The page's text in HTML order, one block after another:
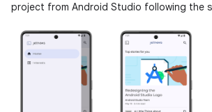
project from Android Studio following the